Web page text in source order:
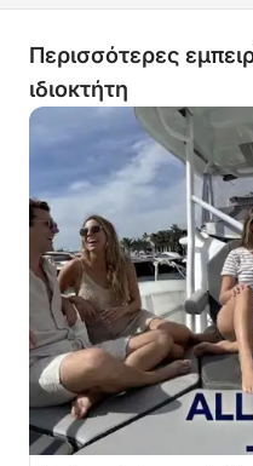
Περισσότερες
ιδιοκτήτη